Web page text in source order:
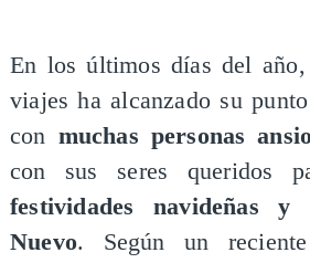
​​​En los últimos días del
viajes ha alcanzado su
con muchas personas
con sus seres queridos
festividades navideñas
Nuevo. Según un